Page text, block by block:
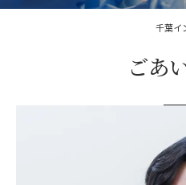
千葉イ
ごあ